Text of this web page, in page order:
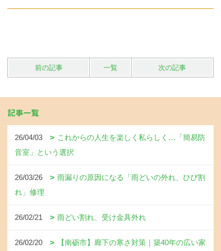
前の記事 一覧 次の記事
記事一覧
26/04/03
これからの人生を楽しく私らしく…「簡易防
音室」という選択
26/03/26
雨漏りの原因になる「雨どいの外れ、ひび割
れ」修理
26/02/21 雨どい割れ、受け金具外れ
26/02/20
【南砺市】廊下の寒さ対策｜築40年の広い家